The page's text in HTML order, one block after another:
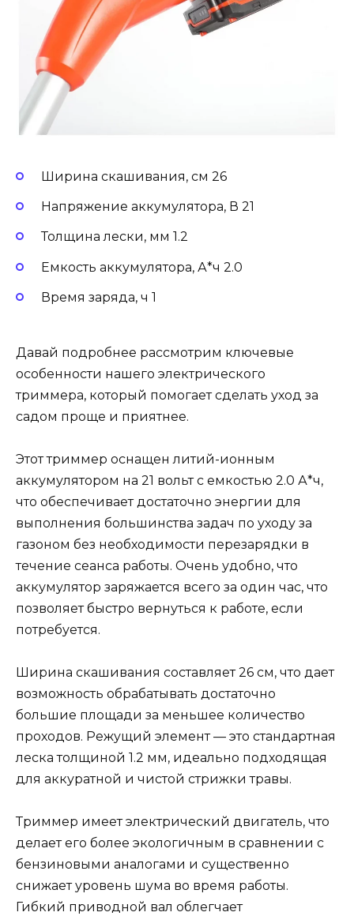
Ширина скашивания, см 26
Напряжение аккумулятора, В 21
Толщина лески, мм 1.2
Емкость аккумулятора, А*ч 2.0
Время заряда, ч 1
Давай подробнее рассмотрим ключевые
особенности нашего электрического
триммера, который помогает сделать уход за
садом проще и приятнее.
Этот триммер оснащен литий-ионным
аккумулятором на 21 вольт с емкостью 2.0 А*ч,
что обеспечивает достаточно энергии для
выполнения большинства задач по уходу за
газоном без необходимости перезарядки в
течение сеанса работы. Очень удобно, что
аккумулятор заряжается всего за один час, что
позволяет быстро вернуться к работе, если
потребуется.
Ширина скашивания составляет 26 см, что дает
возможность обрабатывать достаточно
большие площади за меньшее количество
проходов. Режущий элемент — это стандартная
леска толщиной 1.2 мм, идеально подходящая
для аккуратной и чистой стрижки травы.
Триммер имеет электрический двигатель, что
делает его более экологичным в сравнении с
бензиновыми аналогами и существенно
снижает уровень шума во время работы.
Гибкий приводной вал облегчает